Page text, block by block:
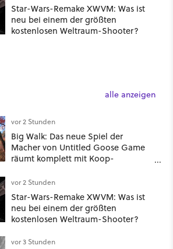
Star-Wars-Remake XWVM: Was ist
neu bei einem der größten
kostenlosen Weltraum-Shooter?
alle anzeigen
vor 2 Stunden
Big Walk: Das neue Spiel der
Macher von Untitled Goose Game
räumt komplett mit Koop-
vor 2 Stunden
Star-Wars-Remake XWVM: Was ist
neu bei einem der größten
kostenlosen Weltraum-Shooter?
vor 3 Stunden